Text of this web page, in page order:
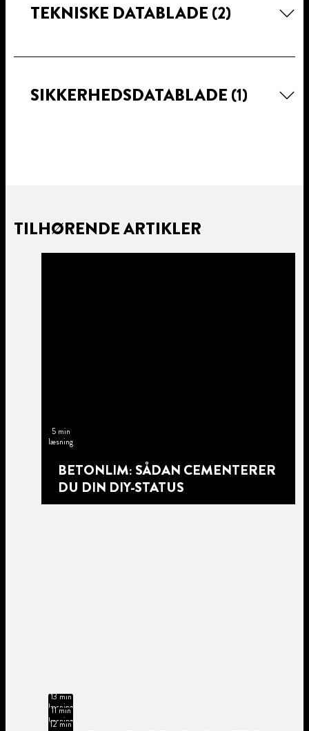
TEKNISKE DATABLADE (2)
SIKKERHEDSDATABLADE (1)
TILHØRENDE ARTIKLER
5 min
læsning
BETONLIM: SÅDAN CEMENTERER
DU DIN DIY-STATUS
13 min
læsning
11 min
læsning
12 min